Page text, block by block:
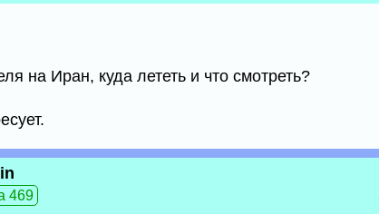
на Иран, куда лететь и что смотреть?
469